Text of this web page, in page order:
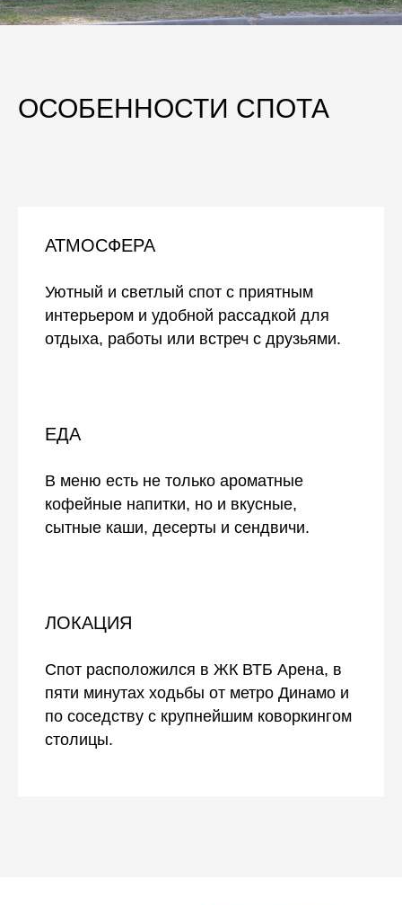
ОСОБЕННОСТИ СПОТА
АТМОСФЕРА
Уютный и светлый спот с приятным
интерьером и удобной рассадкой для
отдыха, работы или встреч с друзьями.
ЕДА
В меню есть не только ароматные
кофейные напитки, но и вкусные,
сытные каши, десерты и сендвичи.
ЛОКАЦИЯ
Спот расположился в ЖК ВТБ Арена, в
пяти минутах ходьбы от метро Динамо и
по соседству с крупнейшим коворкингом
столицы.